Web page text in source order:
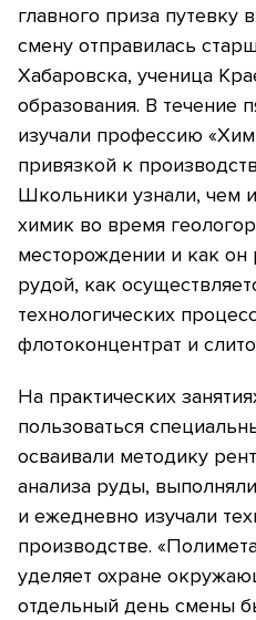
главного приза путевку
смену отправилась
Хабаровска, ученица
образования. В течение
изучали профессию
привязкой к
Школьники узнали, чем
химик во время
месторождении и как он
рудой, как
технологических
флотоконцентрат и
На практических
пользоваться
осваивали методику
анализа руды,
и ежедневно изучали
производстве.
уделяет охране
отдельный день смены